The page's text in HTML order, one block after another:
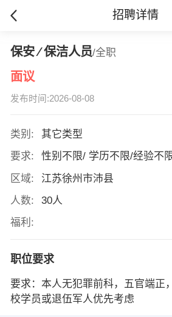
招聘详情
保安 ∕ 保洁人员/全职
面议
发布时间:2026-08-08
类别:
其它类型
要求:
性别不限/ 学历不限/经验不
区域:
江苏徐州市沛县
人数:
30人
福利:
职位要求
要求：本人无犯罪前科，五官端正
校学员或退伍军人优先考虑